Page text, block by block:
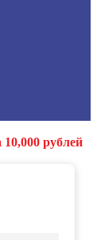
рублей